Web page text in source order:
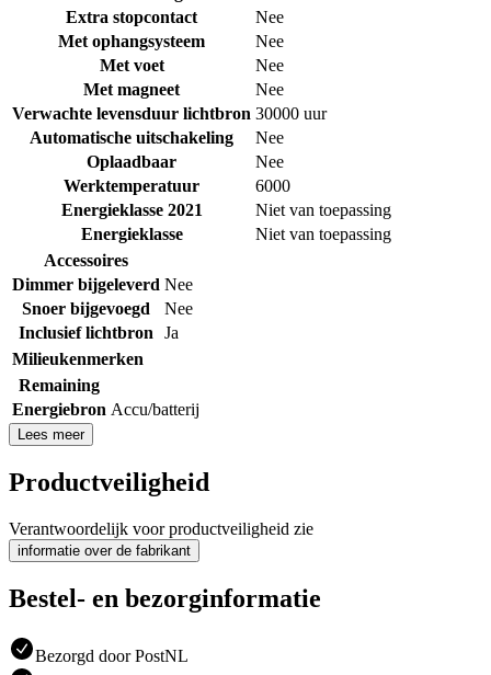
Extra stopcontact
Nee
Met ophangsysteem
Nee
Met voet
Nee
Met magneet
Nee
Verwachte levensduur lichtbron 30000 uur
Automatische uitschakeling
Nee
Oplaadbaar
Nee
Werktemperatuur
6000
Energieklasse 2021
Niet van toepassing
Energieklasse
Niet van toepassing
Accessoires
Dimmer bijgeleverd Nee
Snoer bijgevoegd
Nee
Inclusief lichtbron
Ja
Milieukenmerken
Remaining
Energiebron Accu/batterij
Lees meer
Productveiligheid
Verantwoordelijk voor productveiligheid zie
informatie over de fabrikant
Bestel- en bezorginformatie
Bezorgd door PostNL